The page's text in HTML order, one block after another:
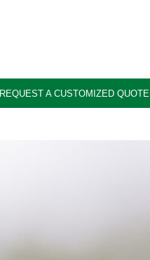
REQUEST A CUSTOMIZED QUOTE